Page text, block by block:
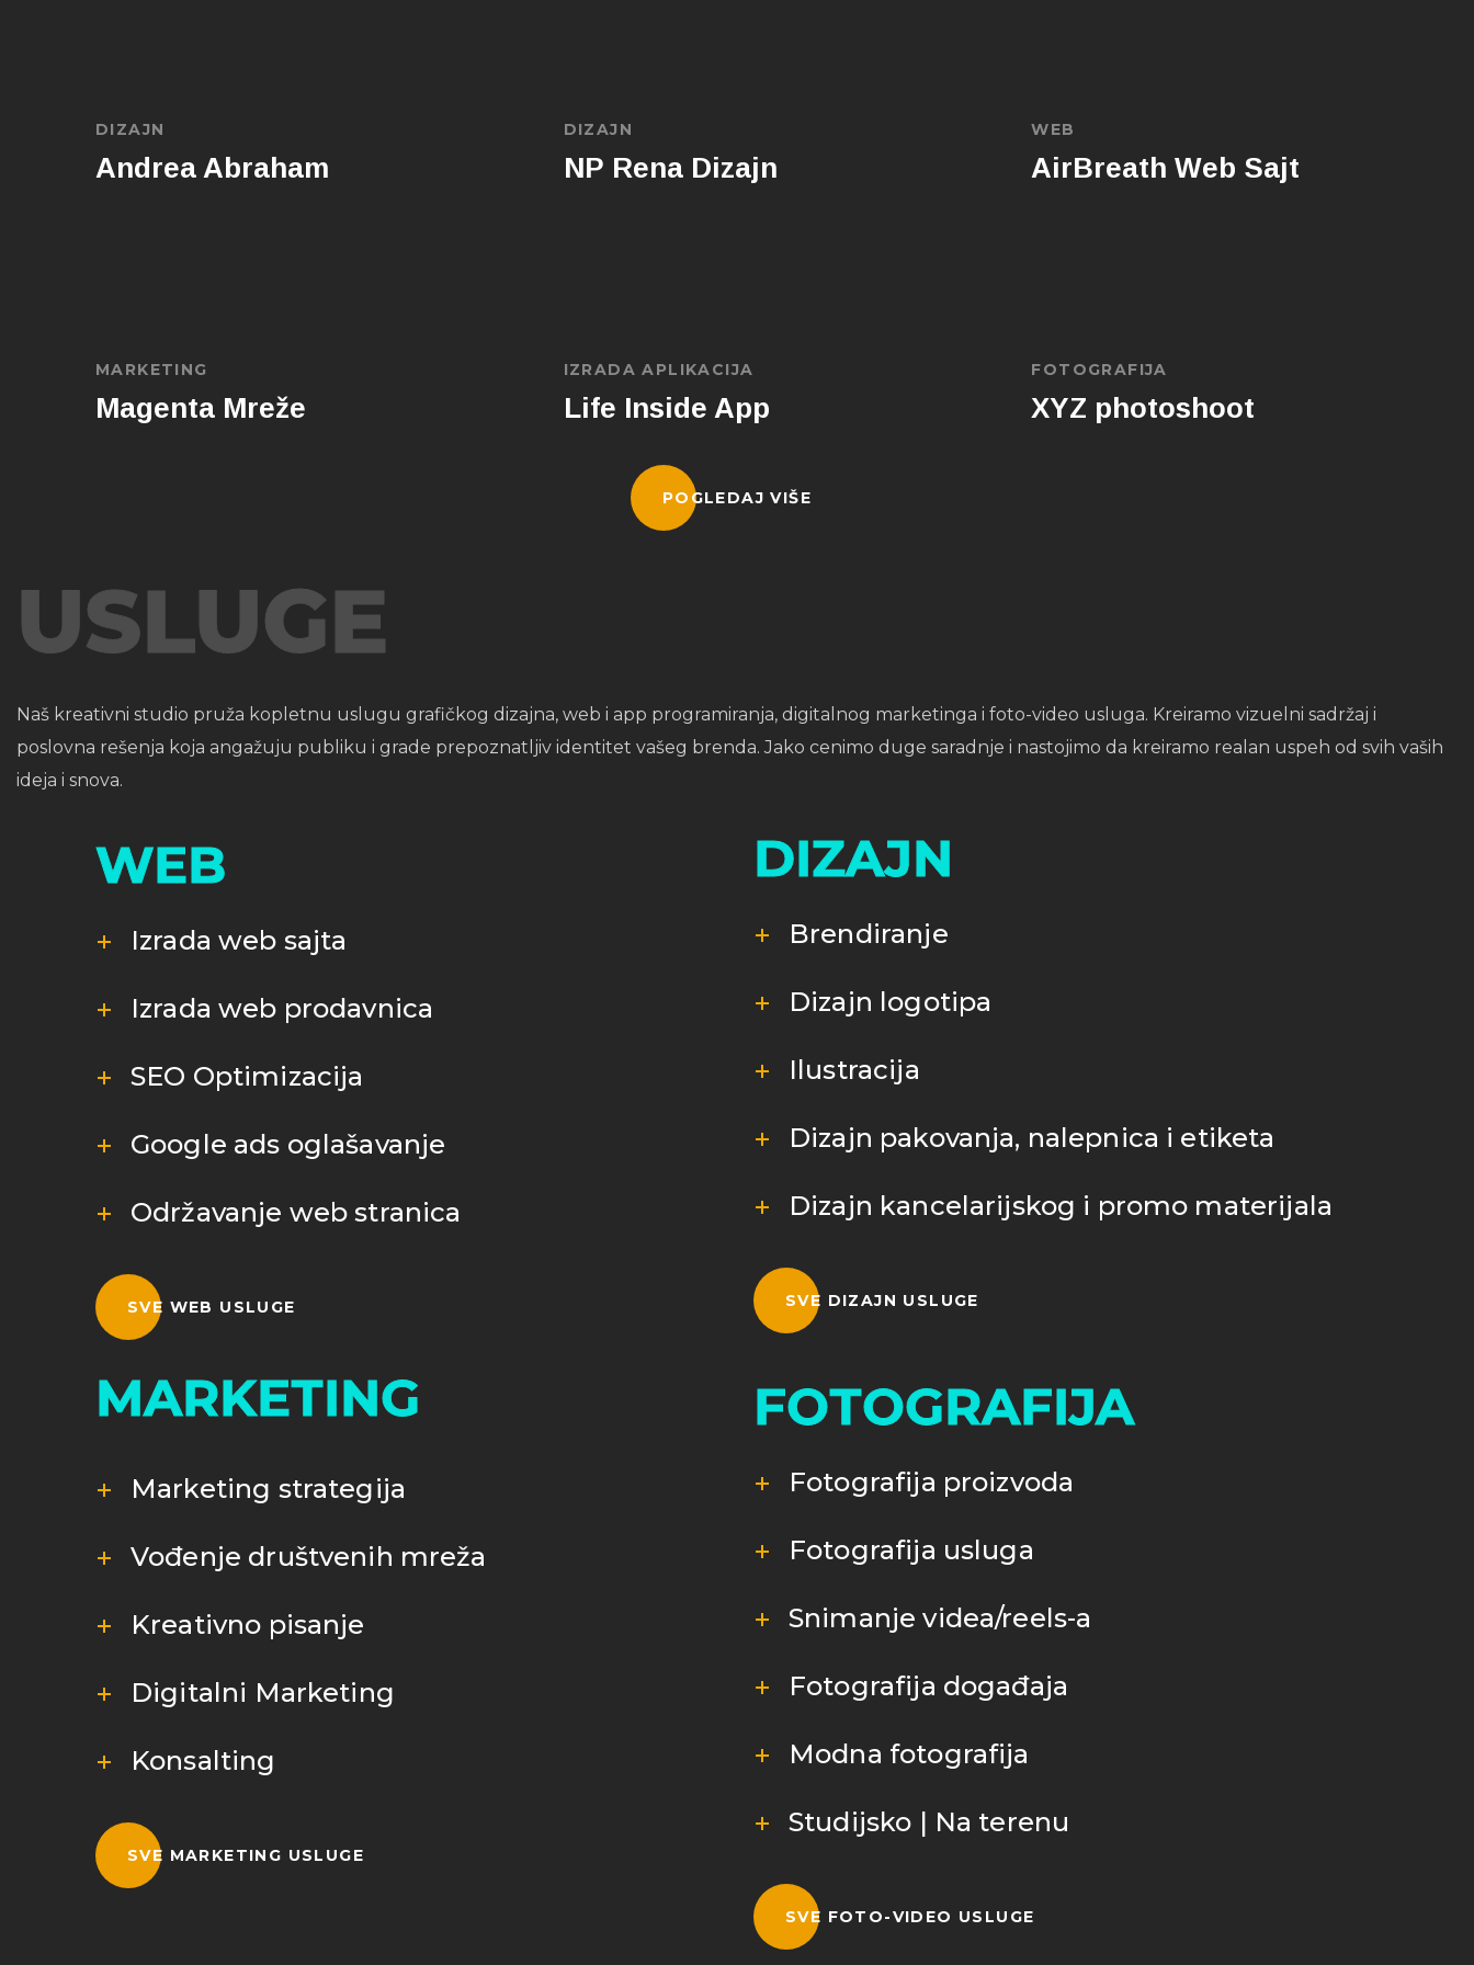
DIZAJN
Andrea Abraham
DIZAJN
NP Rena Dizajn
WEB
AirBreath Web Sajt
MARKETING
Magenta Mreže
IZRADA APLIKACIJA
Life Inside App
FOTOGRAFIJA
XYZ photoshoot
POGLEDAJ VIŠE
USLUGE
Naš kreativni studio pruža kopletnu uslugu grafičkog dizajna, web i app programiranja, digitalnog marketinga i foto-video usluga. Kreiramo vizuelni sadržaj i
poslovna rešenja koja angažuju publiku i grade prepoznatljiv identitet vašeg brenda. Jako cenimo duge saradnje i nastojimo da kreiramo realan uspeh od svih vaših
ideja i snova.
WEB
Izrada web sajta
Izrada web prodavnica
SEO Optimizacija
Google ads oglašavanje
Održavanje web stranica
SVE WEB USLUGE
DIZAJN
Brendiranje
Dizajn logotipa
Ilustracija
Dizajn pakovanja, nalepnica i etiketa
Dizajn kancelarijskog i promo materijala
SVE DIZAJN USLUGE
MARKETING
Marketing strategija
Vođenje društvenih mreža
Kreativno pisanje
Digitalni Marketing
Konsalting
SVE MARKETING USLUGE
FOTOGRAFIJA
Fotografija proizvoda
Fotografija usluga
Snimanje videa/reels-a
Fotografija događaja
Modna fotografija
Studijsko | Na terenu
SVE FOTO-VIDEO USLUGE